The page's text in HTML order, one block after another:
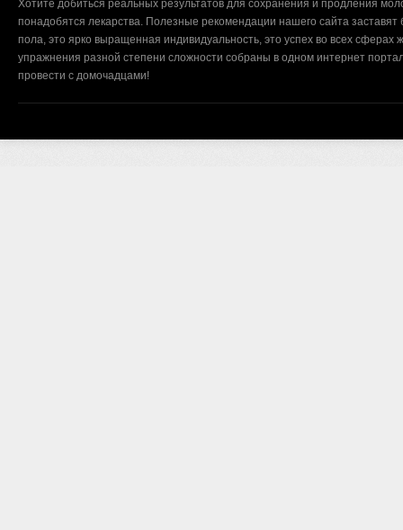
Хотите добиться реальных результатов для сохранения и продления
понадобятся лекарства. Полезные рекомендации нашего сайта
пола, это ярко выращенная индивидуальность, это успех во всех
упражнения разной степени сложности собраны в одном интернет
провести с домочадцами!